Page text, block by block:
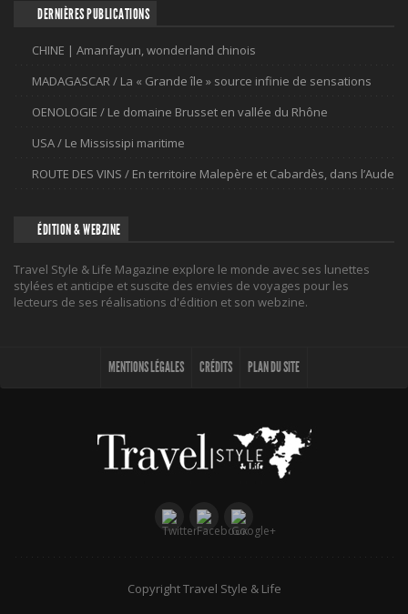
DERNIÈRES PUBLICATIONS
CHINE | Amanfayun, wonderland chinois
MADAGASCAR / La « Grande île » source infinie de sensations
OENOLOGIE / Le domaine Brusset en vallée du Rhône
USA / Le Mississipi maritime
ROUTE DES VINS / En territoire Malepère et Cabardès, dans l’Aude
ÉDITION & WEBZINE
Travel Style & Life Magazine explore le monde avec ses lunettes
stylées et anticipe et suscite des envies de voyages pour les
lecteurs de ses réalisations d'édition et son webzine.
MENTIONS LÉGALES CRÉDITS PLAN DU SITE
Copyright Travel Style & Life